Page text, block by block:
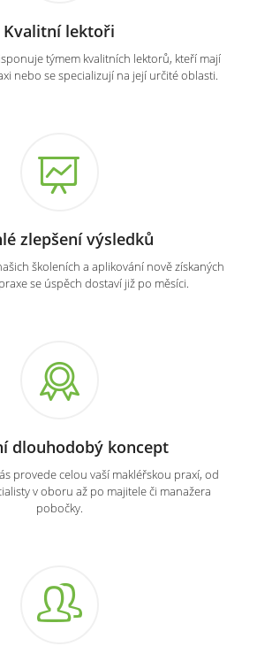
Kvalitní lektoři
týmem kvalitních lektorů, kteří mají
nebo se specializují na její určité oblasti.
zlepšení výsledků
školeních a aplikování nově získaných
se úspěch dostaví již po měsíci.
dlouhodobý koncept
provede celou vaší makléřskou praxí, od
v oboru až po majitele či manažera
pobočky.